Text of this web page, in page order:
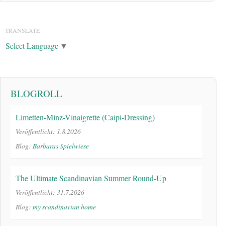
TRANSLATE
Select Language ▼
BLOGROLL
Limetten-Minz-Vinaigrette (Caipi-Dressing)
Veröffentlicht: 1.8.2026
Blog: Barbaras Spielwiese
The Ultimate Scandinavian Summer Round-Up
Veröffentlicht: 31.7.2026
Blog: my scandinavian home